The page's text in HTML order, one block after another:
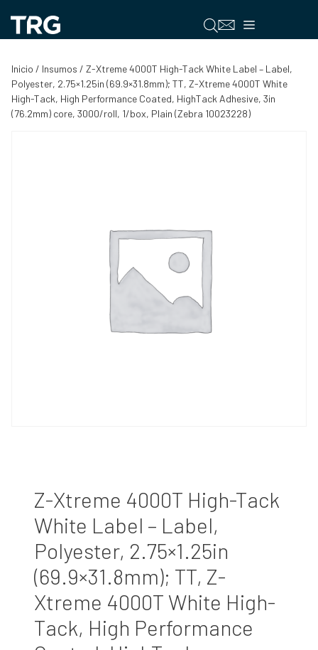
contenido
Menú
Inicio / Insumos / Z-Xtreme 4000T High-Tack White Label – Label,
Polyester, 2.75×1.25in (69.9×31.8mm); TT, Z-Xtreme 4000T White
High-Tack, High Performance Coated, HighTack Adhesive, 3in
(76.2mm) core, 3000/roll, 1/box, Plain (Zebra 10023228)
Z-Xtreme 4000T High-Tack
White Label – Label,
Polyester, 2.75×1.25in
(69.9×31.8mm); TT, Z-
Xtreme 4000T White High-
Tack, High Performance